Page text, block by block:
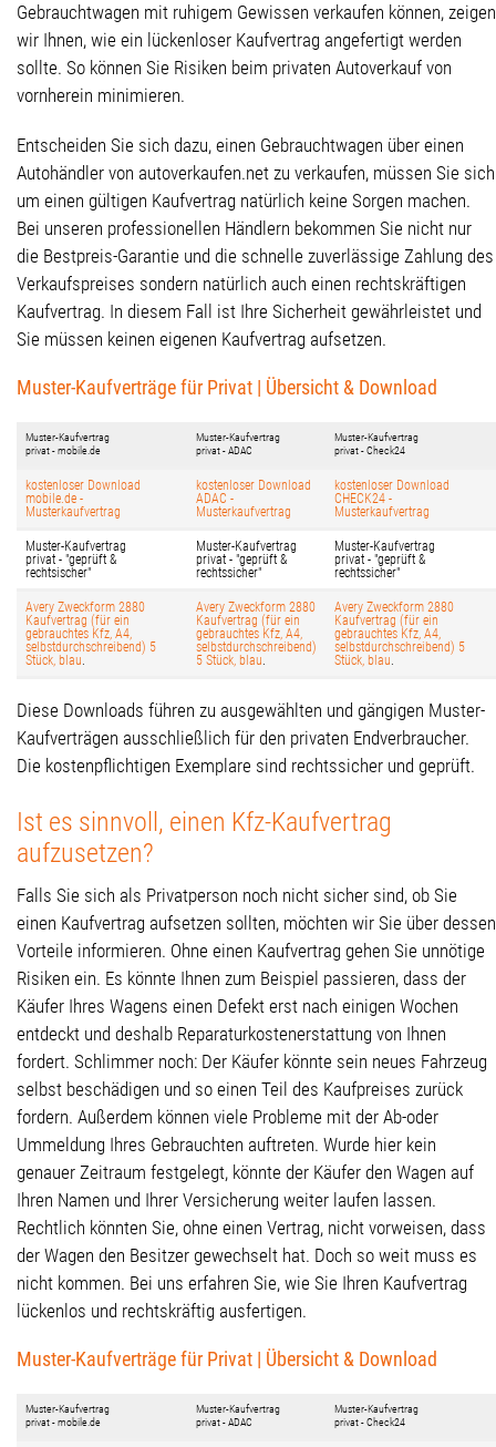
Gebrauchtwagen mit ruhigem Gewissen verkaufen können, zeigen
wir Ihnen, wie ein lückenloser Kaufvertrag angefertigt werden
sollte. So können Sie Risiken beim privaten Autoverkauf von
vornherein minimieren.
Entscheiden Sie sich dazu, einen Gebrauchtwagen über einen
Autohändler von autoverkaufen.net zu verkaufen, müssen Sie sich
um einen gültigen Kaufvertrag natürlich keine Sorgen machen.
Bei unseren professionellen Händlern bekommen Sie nicht nur
die Bestpreis-Garantie und die schnelle zuverlässige Zahlung des
Verkaufspreises sondern natürlich auch einen rechtskräftigen
Kaufvertrag. In diesem Fall ist Ihre Sicherheit gewährleistet und
Sie müssen keinen eigenen Kaufvertrag aufsetzen.
Muster-Kaufverträge für Privat | Übersicht & Download
Muster-Kaufvertrag
privat - mobile.de
Muster-Kaufvertrag
privat - ADAC
Muster-Kaufvertrag
privat - Check24
kostenloser Download
mobile.de -
Musterkaufvertrag
kostenloser Download
ADAC -
Musterkaufvertrag
kostenloser Download
CHECK24 -
Musterkaufvertrag
Muster-Kaufvertrag
privat - "geprüft &
rechtsischer"
Muster-Kaufvertrag
privat - "geprüft &
rechtssicher"
Muster-Kaufvertrag
privat - "geprüft &
rechtssicher"
Avery Zweckform 2880
Kaufvertrag (für ein
gebrauchtes Kfz, A4,
selbstdurchschreibend) 5
Stück, blau.
Avery Zweckform 2880
Kaufvertrag (für ein
gebrauchtes Kfz, A4,
selbstdurchschreibend)
5 Stück, blau.
Avery Zweckform 2880
Kaufvertrag (für ein
gebrauchtes Kfz, A4,
selbstdurchschreibend) 5
Stück, blau.
Diese Downloads führen zu ausgewählten und gängigen Muster-
Kaufverträgen ausschließlich für den privaten Endverbraucher.
Die kostenpflichtigen Exemplare sind rechtssicher und geprüft.
Ist es sinnvoll, einen Kfz-Kaufvertrag
aufzusetzen?
Falls Sie sich als Privatperson noch nicht sicher sind, ob Sie
einen Kaufvertrag aufsetzen sollten, möchten wir Sie über dessen
Vorteile informieren. Ohne einen Kaufvertrag gehen Sie unnötige
Risiken ein. Es könnte Ihnen zum Beispiel passieren, dass der
Käufer Ihres Wagens einen Defekt erst nach einigen Wochen
entdeckt und deshalb Reparaturkostenerstattung von Ihnen
fordert. Schlimmer noch: Der Käufer könnte sein neues Fahrzeug
selbst beschädigen und so einen Teil des Kaufpreises zurück
fordern. Außerdem können viele Probleme mit der Ab-oder
Ummeldung Ihres Gebrauchten auftreten. Wurde hier kein
genauer Zeitraum festgelegt, könnte der Käufer den Wagen auf
Ihren Namen und Ihrer Versicherung weiter laufen lassen.
Rechtlich könnten Sie, ohne einen Vertrag, nicht vorweisen, dass
der Wagen den Besitzer gewechselt hat. Doch so weit muss es
nicht kommen. Bei uns erfahren Sie, wie Sie Ihren Kaufvertrag
lückenlos und rechtskräftig ausfertigen.
Muster-Kaufverträge für Privat | Übersicht & Download
Muster-Kaufvertrag
privat - mobile.de
Muster-Kaufvertrag
privat - ADAC
Muster-Kaufvertrag
privat - Check24